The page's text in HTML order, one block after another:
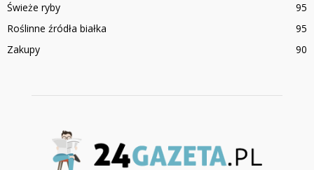
Świeże ryby
95
Roślinne źródła białka
95
Zakupy
90